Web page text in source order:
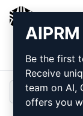
Be the first
Receive
team on AI,
offers you